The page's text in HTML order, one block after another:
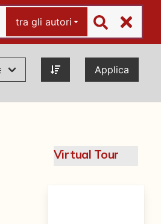
tra gli autori
Applica
Virtual Tour